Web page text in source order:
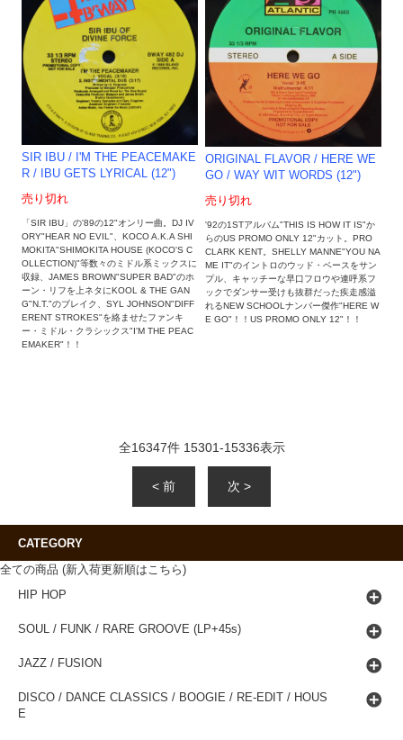
SIR IBU / I'M THE PEACEMAKE
R / IBU GETS LYRICAL (12")
売り切れ
「SIR IBU」の'89の12"オンリー曲。DJ IV
ORY"HEAR NO EVIL"、KOCO A.K.A SHI
MOKITA"SHIMOKITA HOUSE (KOCO'S C
OLLECTION)"等数々のミドル系ミックスに
収録、JAMES BROWN"SUPER BAD"のホ
ーン・リフを上ネタにKOOL & THE GAN
G"N.T."のブレイク、SYL JOHNSON"DIFF
ERENT STROKES"を絡ませたファンキ
ー・ミドル・クラシックス"I'M THE PEAC
EMAKER"！！
ORIGINAL FLAVOR / HERE WE
GO / WAY WIT WORDS (12")
売り切れ
'92の1STアルバム"THIS IS HOW IT IS"か
らのUS PROMO ONLY 12"カット。PRO
CLARK KENT。SHELLY MANNE"YOU NA
ME IT"のイントロのウッド・ベースをサン
プル、キャッチーな早口フロウや連呼系フ
ックでダンサー受けも抜群だった疾走感溢
れるNEW SCHOOLナンバー傑作"HERE W
E GO"！！US PROMO ONLY 12"！！
全16347件 15301-15336表示
< 前 次 >
CATEGORY
全ての商品 (新入荷更新順はこちら)
HIP HOP
SOUL / FUNK / RARE GROOVE (LP+45s)
JAZZ / FUSION
DISCO / DANCE CLASSICS / BOOGIE / RE-EDIT / HOUS
E